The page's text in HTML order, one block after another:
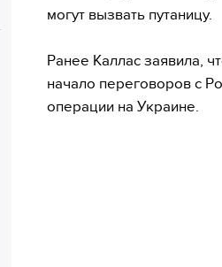
могут вызвать путаницу.
Ранее Каллас заявила,
начало переговоров с
операции на Украине.